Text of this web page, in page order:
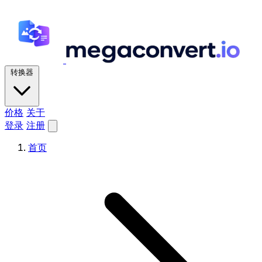
转换器
价格 关于
登录 注册
首页